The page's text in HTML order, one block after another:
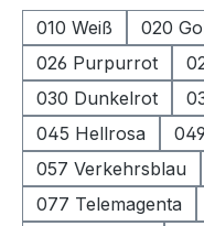
010 Weiß
020
026 Purpurrot
030 Dunkelrot
045 Hellrosa
057 Verkehrsblau
077 Telemagenta